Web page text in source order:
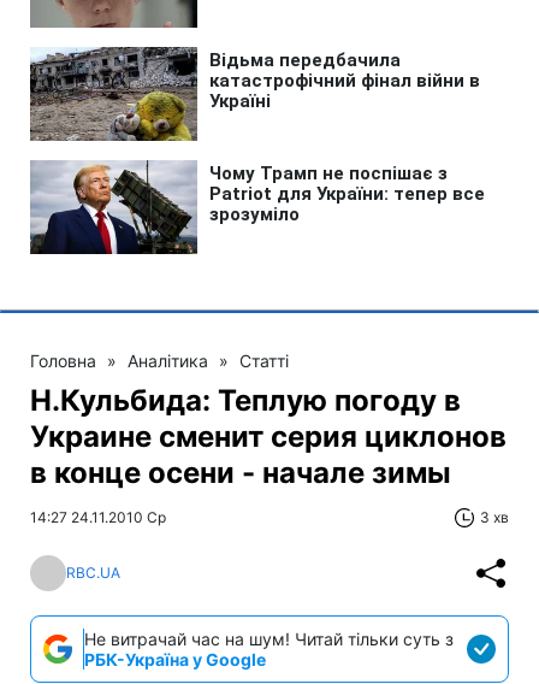
Головна » Аналітика » Статті
Н.Кульбида: Теплую погоду в
Украине сменит серия циклонов
в конце осени - начале зимы
14:27 24.11.2010 Ср 3 хв
RBC.UA
Не витрачай час на шум! Читай тільки суть з
РБК-Україна у Google